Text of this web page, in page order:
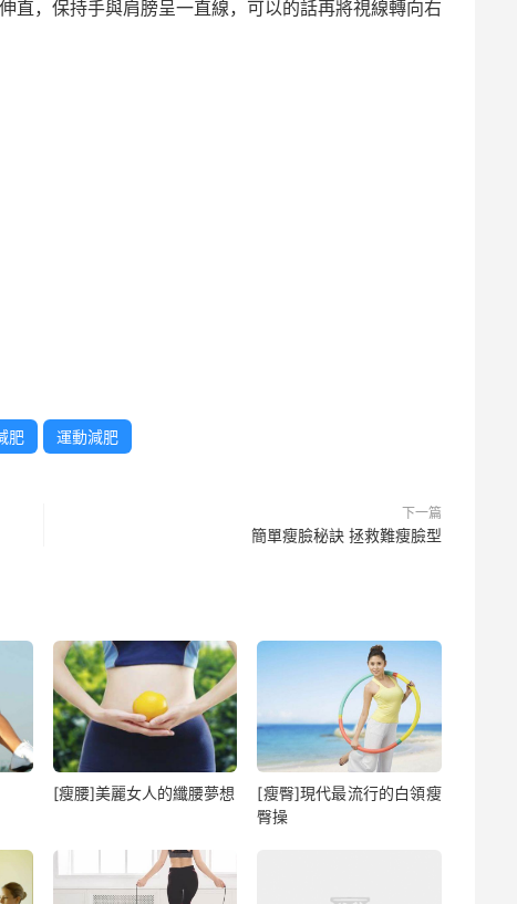
直，保持手與肩膀呈一直線，可以的話再將視線轉向右
肥 運動減肥
下一篇
簡單瘦臉秘訣 拯救難瘦臉型
[瘦腰]美麗女人的纖腰夢想
[瘦臀]現代最流行的白領瘦
臀操